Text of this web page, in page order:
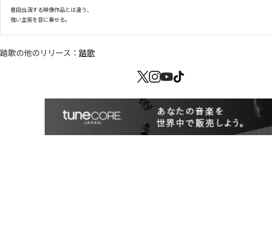
普段出演する映像作品とは違う、
踏歌の他のリリース： 踏歌